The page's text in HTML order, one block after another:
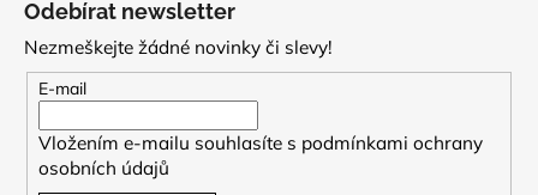
Odebírat newsletter
Nezmeškejte žádné novinky či slevy!
E-mail
Vložením e-mailu souhlasíte s podmínkami ochrany
osobních údajů